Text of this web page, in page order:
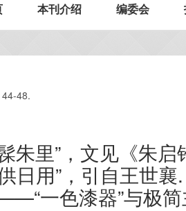
本刊介绍 编委会
44-48.
朱里”，文见《朱
日用”，引自王世
一色漆器”与极